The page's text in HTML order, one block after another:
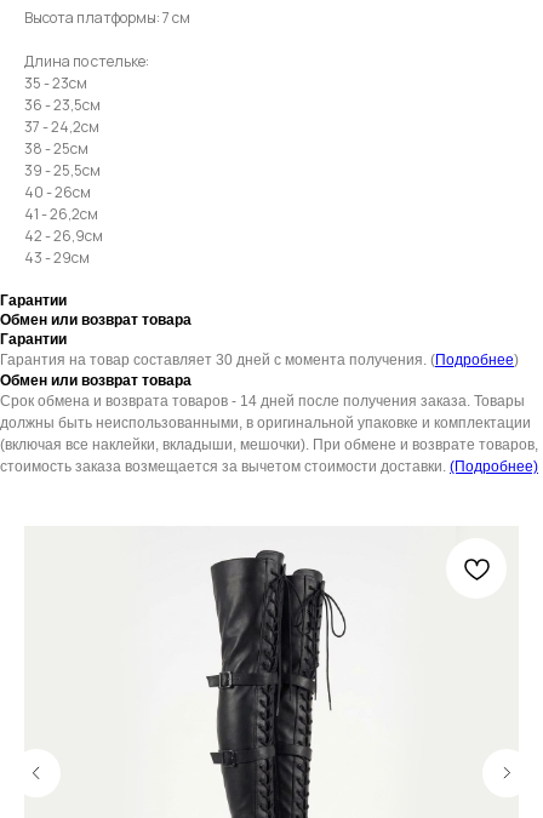
Высота платформы: 7 см
Длина по стельке:
35 - 23см
36 - 23,5см
37 - 24,2см
38 - 25см
39 - 25,5см
40 - 26см
41 - 26,2см
42 - 26,9см
43 - 29см
Гарантии
Обмен или возврат товара
Гарантии
Гарантия на товар составляет 30 дней с момента получения. (Подробнее)
Обмен или возврат товара
Срок обмена и возврата товаров - 14 дней после получения заказа. Товары
должны быть неиспользованными, в оригинальной упаковке и комплектации
(включая все наклейки, вкладыши, мешочки). При обмене и возврате товаров,
стоимость заказа возмещается за вычетом стоимости доставки. (Подробнее)